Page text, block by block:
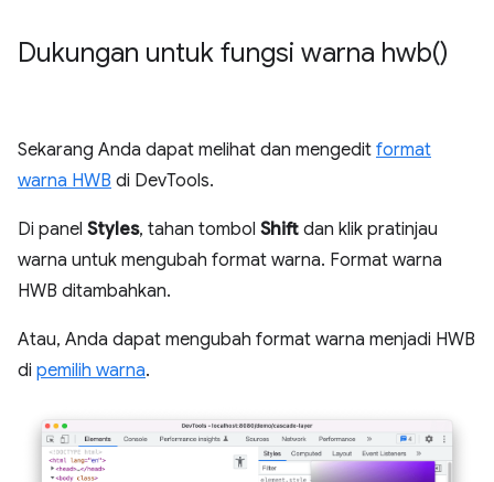
Dukungan untuk fungsi warna hwb()
Sekarang Anda dapat melihat dan mengedit format
warna HWB di DevTools.
Di panel Styles, tahan tombol Shift dan klik pratinjau
warna untuk mengubah format warna. Format warna
HWB ditambahkan.
Atau, Anda dapat mengubah format warna menjadi HWB
di pemilih warna.